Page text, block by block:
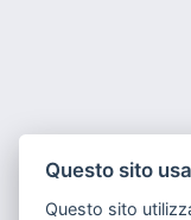
Questo sito
Questo sito